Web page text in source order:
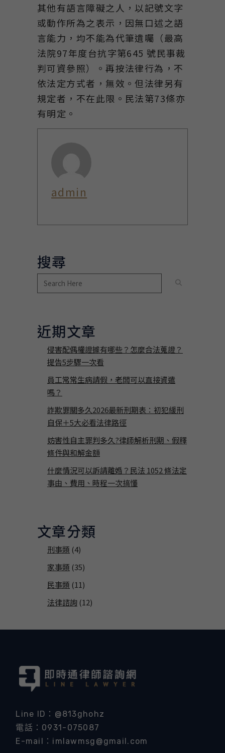
其他有語言障礙之人，以記號文字
或動作所為之表示，因無口述之語
言能力，均不能為代筆遺囑（最高
法院97年度台抗字第645 號民事裁
判可資參照）。再按法律行為，不
依法定方式者，無效。但法律另有
規定者，不在此限。民法第73條亦
有明定。
admin
搜尋
近期文章
侵害配偶權證據有哪些？怎麼合法蒐證？
提告5步驟一次看
員工常常生病請假，老闆可以直接資遣
嗎？
詐欺罪關多久2026最新刑期表：初犯緩刑
自保＋5大必看法律路徑
妨害性自主罪判多久?律師解析刑期、假釋
條件與和解金額
什麼情況可以訴請離婚？民法 1052 條法定
事由、費用、時程一次搞懂
文章分類
刑事類 (4)
家事類 (35)
民事類 (11)
法律諮詢 (12)
Line ID：@813ghohz
電話：0931-075087
E-mail：imlawmsg@gmail.com